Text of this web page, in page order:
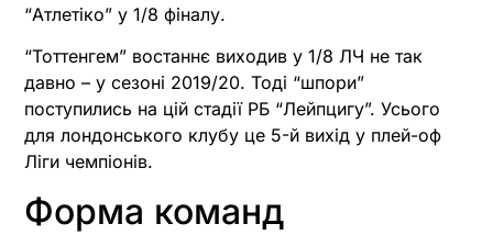
“Атлетіко” у 1/8 фіналу.
“Тоттенгем” востаннє виходив у 1/8 ЛЧ не так
давно – у сезоні 2019/20. Тоді “шпори”
поступились на цій стадії РБ “Лейпцигу”. Усього
для лондонського клубу це 5-й вихід у плей-оф
Ліги чемпіонів.
Форма команд